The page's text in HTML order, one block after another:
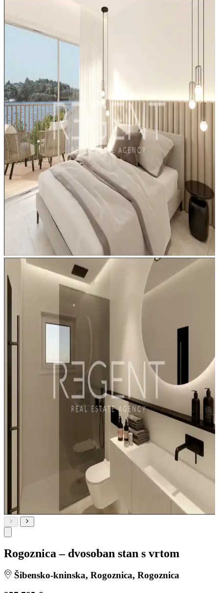
Rogoznica – dvosoban stan s vrtom
Šibensko-kninska, Rogoznica, Rogoznica